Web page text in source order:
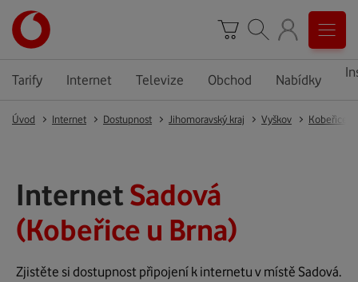
Tarify Internet Televize Obchod Nabídky
Úvod Internet Dostupnost Jihomoravský kraj Vyškov Kobeřice u
Internet Sadová
(Kobeřice u Brna)
Zjistěte si dostupnost připojení k internetu v místě Sadová.